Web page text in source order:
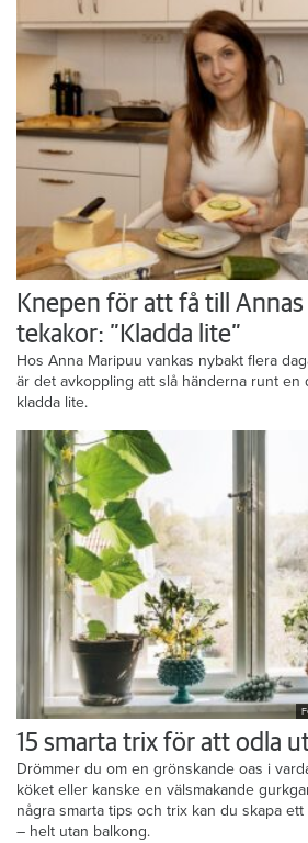
Knepen för att få till
tekakor: ”Kladda lite”
Hos Anna Maripuu vankas nybakt flera
är det avkoppling att slå händerna runt en
kladda lite.
15 smarta trix för att odla
Drömmer du om en grönskande oas i
köket eller kanske en välsmakande
några smarta tips och trix kan du skapa
– helt utan balkong.